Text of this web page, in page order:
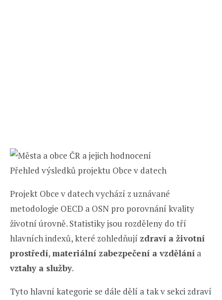
Přehled výsledků projektu Obce v datech
Projekt Obce v datech vychází z uznávané
metodologie OECD a OSN pro porovnání kvality
životní úrovně. Statistiky jsou rozděleny do tří
hlavních indexů, které zohledňují zdraví a životní
prostředí, materiální zabezpečení a vzdělání a
vztahy a služby.
Tyto hlavní kategorie se dále dělí a tak v sekci zdraví